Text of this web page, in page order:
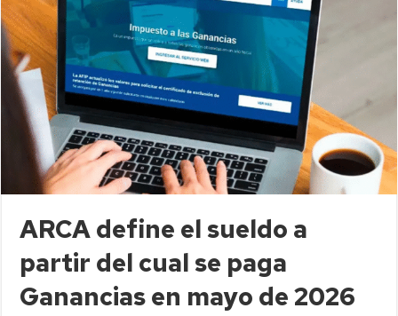
ARCA define el sueldo a
partir del cual se paga
Ganancias en mayo de 2026